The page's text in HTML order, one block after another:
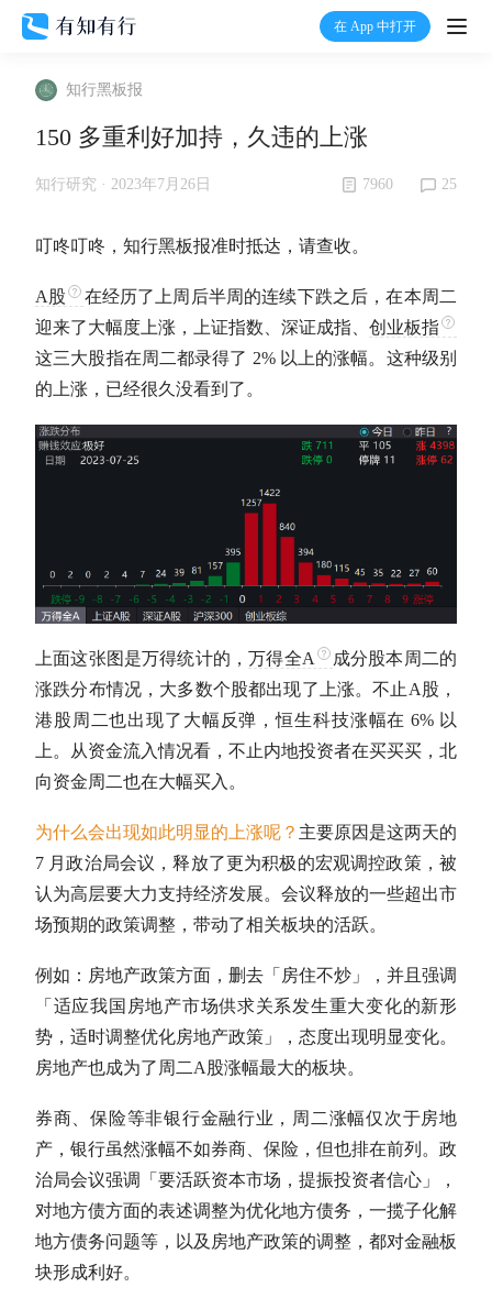
在 App 中打开
打
有行
温度计
知行黑板报
150 多重利好加持，久违的上涨
知行研究 · 2023年7月26日 7960 25
叮咚叮咚，知行黑板报准时抵达，请查收。
A股
在经历了上周后半周的连续下跌之后，在本周二
迎来了大幅度上涨，上证指数、深证成指、 创业板指
这三大股指在周二都录得了 2% 以上的涨幅。这种级别
的上涨，已经很久没看到了。
上面这张图是万得统计的，万得全A
成分股本周二的
涨跌分布情况，大多数个股都出现了上涨。不止 A股 ，
港股周二也出现了大幅反弹，恒生科技涨幅在 6% 以
上。从资金流入情况看，不止内地投资者在买买买，北
向资金周二也在大幅买入。
为什么会出现如此明显的上涨呢？ 主要原因是这两天的
7 月政治局会议，释放了更为积极的宏观调控政策，被
认为高层要大力支持经济发展。会议释放的一些超出市
场预期的政策调整，带动了相关板块的活跃。
例如：房地产政策方面，删去「房住不炒」，并且强调
「适应我国房地产市场供求关系发生重大变化的新形
势，适时调整优化房地产政策」，态度出现明显变化。
房地产也成为了周二A股涨幅最大的板块。
券商、保险等非银行金融行业，周二涨幅仅次于房地
产，银行虽然涨幅不如券商、保险，但也排在前列。政
治局会议强调「要活跃资本市场，提振投资者信心」，
对地方债方面的表述调整为优化地方债务，一揽子化解
地方债务问题等，以及房地产政策的调整，都对金融板
块形成利好。